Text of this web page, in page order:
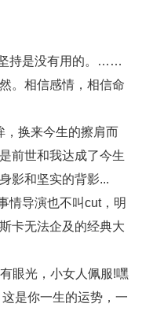
爱情的句子
见 抽签算命
美妆 情感挽回
回男友 孕妇食谱
力 孕中期
期 感情挽回
持是没有用的。……
。相信感情，相信命
换来今生的擦肩而
前世和我达成了今生
影和坚实的背影...
导演也不叫cut，明
卡无法企及的经典大
眼光，小女人佩服!嘿
是你一生的运势，一